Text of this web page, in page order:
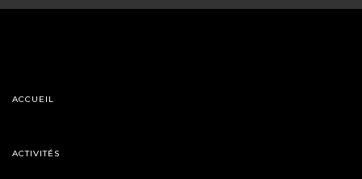
ACCUEIL
ACTIVITÉS